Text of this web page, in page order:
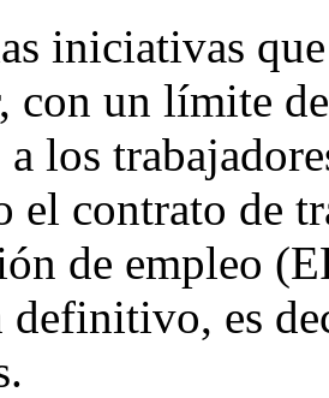
iniciativas
con un límite
los
el contrato de
de empleo
definitivo, es